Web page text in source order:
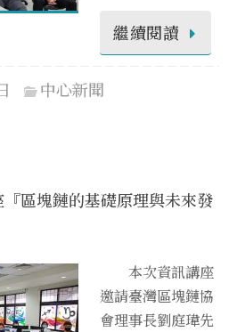
繼續閱讀
中心新聞
區塊鏈的基礎原理與未來發
本次資訊講座
邀請臺灣區塊鏈協
會理事長劉庭瑋先